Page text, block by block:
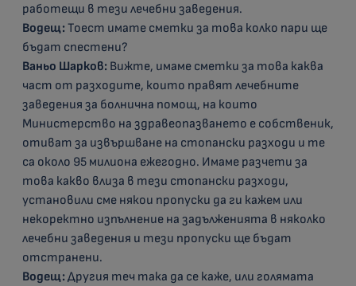
работещи в тези лечебни заведения.
Водещ:Тоест имате сметки за това колко пари ще
бъдат спестени?
Ваньо Шарков: Вижте, имаме сметки за това каква
част от разходите, които правят лечебните
заведения за болнична помощ, на които
Министерство на здравеопазването е собственик,
отиват за извършване на стопански разходи и те
са около 95 милиона ежегодно. Имаме разчети за
това какво влиза в тези стопански разходи,
установили сме някои пропуски да ги кажем или
некоректно изпълнение на задълженията в няколко
лечебни заведения и тези пропуски ще бъдат
отстранени.
Водещ:Другия теч така да се каже, или голямата